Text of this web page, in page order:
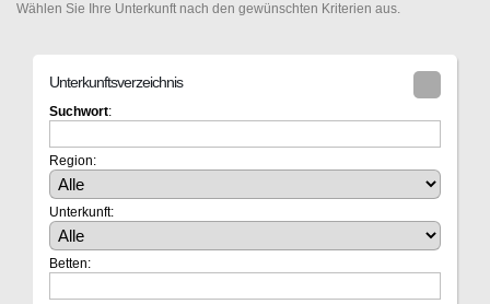
Wählen Sie Ihre Unterkunft nach den gewünschten Kriterien aus.
Unterkunftsverzeichnis
Suchwort:
Region:
Unterkunft:
Betten: